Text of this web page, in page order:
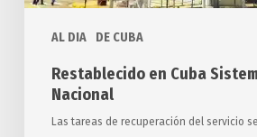
AL DIA DE CUBA
Restablecido en Cuba
Nacional
Las tareas de recuperación del servicio